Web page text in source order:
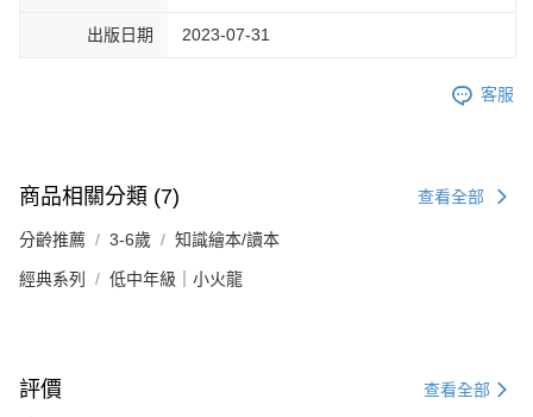
出版日期 2023-07-31
客服
商品相關分類 (7) 查看全部
分齡推薦 3-6歲 知識繪本/讀本
經典系列 低中年級｜小火龍
評價 查看全部